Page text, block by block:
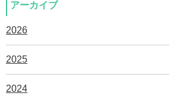
アーカイブ
2026
2025
2024